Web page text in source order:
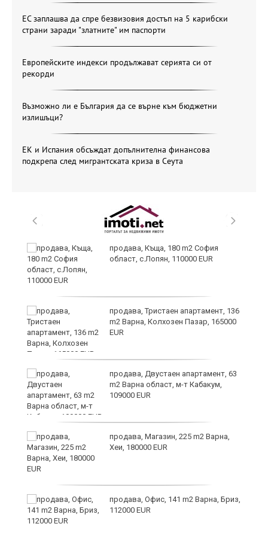
ЕС заплашва да спре безвизовия достъп на 5 карибски
страни заради "златните" им паспорти
Европейските индекси продължават серията си от
рекорди
Възможно ли е България да се върне към бюджетни
излишъци?
ЕК и Испания обсъждат допълнителна финансова
подкрепа след мигрантската криза в Сеута
продава, Къща, 180 m2 София
област, с.Лопян, 110000 EUR
продава, Тристаен апартамент, 136
m2 Варна, Колхозен Пазар, 165000
EUR
продава, Двустаен апартамент, 63
m2 Варна област, м-т Кабакум,
109000 EUR
продава, Магазин, 225 m2 Варна,
Хеи, 180000 EUR
продава, Офис, 141 m2 Варна, Бриз,
112000 EUR